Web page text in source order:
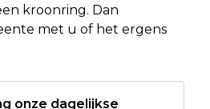
kroonring. Dan
met u of het ergens
onze dagelijkse